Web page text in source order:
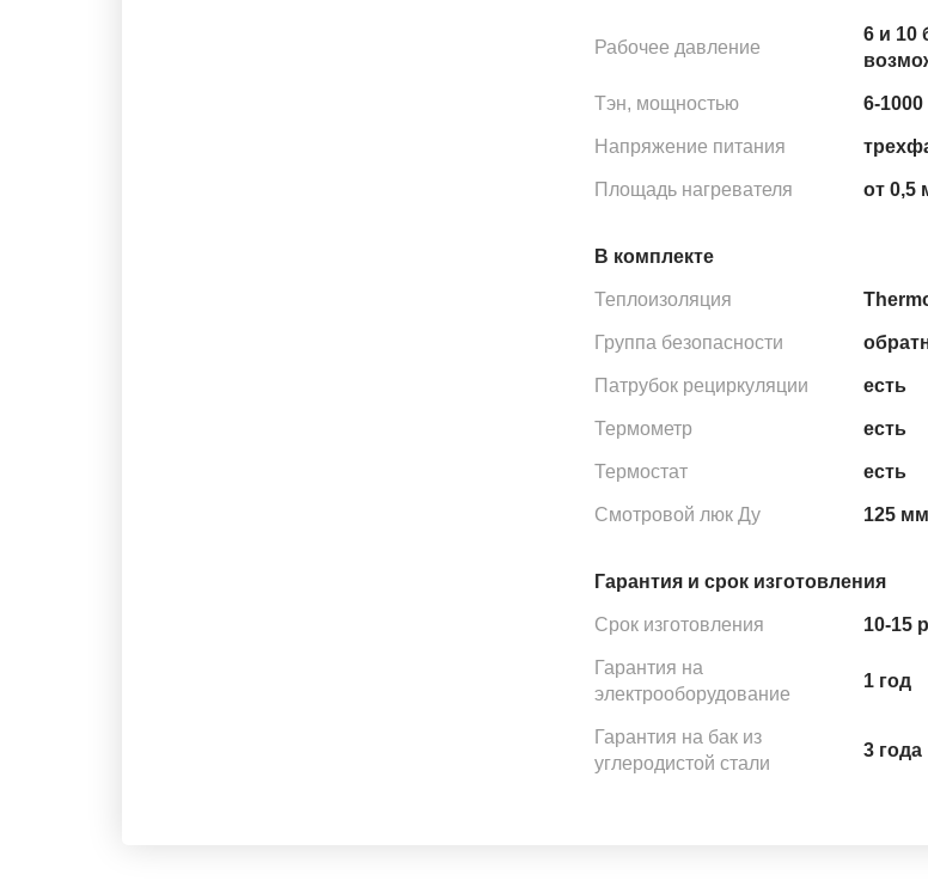
Рабочее давление
6 и 10
Тэн, мощностью 6-1000
Напряжение питания
Площадь нагревателя от 0,5
В комплекте
Теплоизоляция
Группа безопасности
Патрубок рециркуляции есть
Термометр есть
Термостат есть
Смотровой люк Ду 125 мм
Гарантия и срок изготовления
Срок изготовления 10-15
Гарантия на
электрооборудование
1 год
Гарантия на бак из
углеродистой стали
3 года